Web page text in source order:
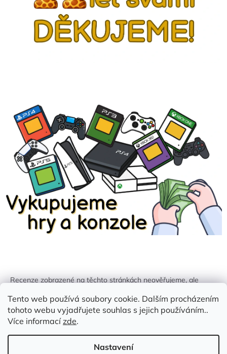
Tento web používá soubory cookie. Dalším procházením
tohoto webu vyjadřujete souhlas s jejich používáním..
Více informacízde.
Nastavení
Recenze zobrazené na těchto stránkách neověřujeme, ale
identifikován.
Vytvořil Shoptet